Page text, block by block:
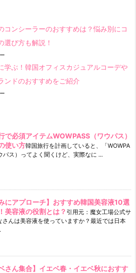
コンシーラーのおすすめは？悩み別にコ
選び方も解説！
学ぶ！韓国オフィスカジュアルコーデや
ンドのおすすめをご紹介
で必須アイテムWOWPASS（ワウパス）
使い方韓国旅行を計画していると、「WOWPA
パス）ってよく聞くけど、実際なに ...
にアプローチ】おすすめ韓国美容液10選
美容液の役割とは？ 引用元：魔女工場公式サ
さんは美容液を使っていますか？最近では日本
さん集合】イエベ春・イエベ秋におすす